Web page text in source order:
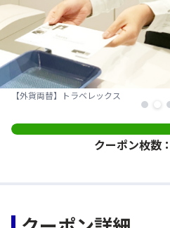
【外貨両替】トラベレックス
クーポン枚数：